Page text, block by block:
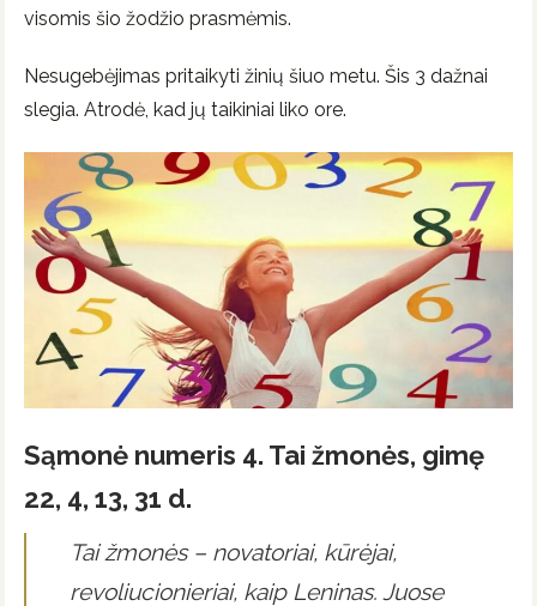
visomis šio žodžio prasmėmis.
Nesugebėjimas pritaikyti žinių šiuo metu. Šis 3 dažnai
slegia. Atrodė, kad jų taikiniai liko ore.
Sąmonė numeris 4. Tai žmonės, gimę
22, 4, 13, 31 d.
Tai žmonės – novatoriai, kūrėjai,
revoliucionieriai, kaip Leninas. Juose